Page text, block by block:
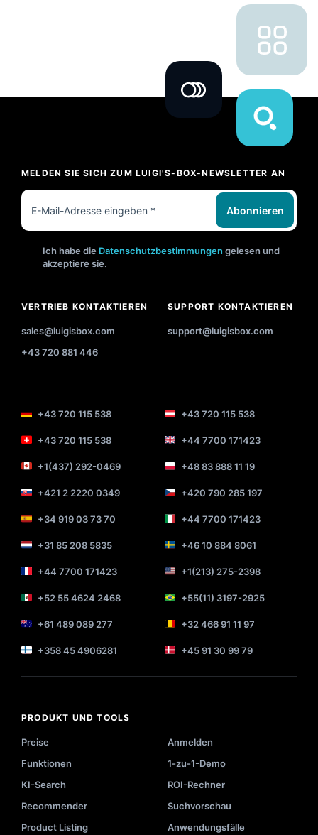
MELDEN SIE SICH ZUM LUIGI'S-BOX-NEWSLETTER AN
Abonnieren
Ich habe die Datenschutzbestimmungen gelesen und
akzeptiere sie.
VERTRIEB KONTAKTIEREN
sales@luigisbox.com
+43 720 881 446
SUPPORT KONTAKTIEREN
support@luigisbox.com
+43 720 115 538 +43 720 115 538
+43 720 115 538 +44 7700 171423
+1(437) 292-0469 +48 83 888 11 19
+421 2 2220 0349 +420 790 285 197
+34 919 03 73 70 +44 7700 171423
+31 85 208 5835 +46 10 884 8061
+44 7700 171423 +1(213) 275-2398
+52 55 4624 2468 +55(11) 3197-2925
+61 489 089 277 +32 466 91 11 97
+358 45 4906281 +45 91 30 99 79
PRODUKT UND TOOLS
Preise
Anmelden
Funktionen
1-zu-1-Demo
KI-Search
ROI-Rechner
Recommender
Suchvorschau
Product Listing
Anwendungsfälle